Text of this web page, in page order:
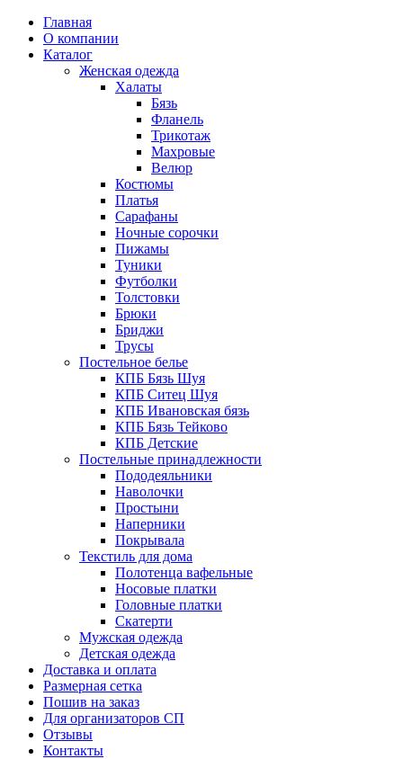
Главная
О компании
Каталог
Женская одежда
Халаты
Бязь
Фланель
Трикотаж
Махровые
Велюр
Костюмы
Платья
Сарафаны
Ночные сорочки
Пижамы
Туники
Футболки
Толстовки
Брюки
Бриджи
Трусы
Постельное белье
КПБ Бязь Шуя
КПБ Ситец Шуя
КПБ Ивановская бязь
КПБ Бязь Тейково
КПБ Детские
Постельные принадлежности
Пододеяльники
Наволочки
Простыни
Наперники
Покрывала
Текстиль для дома
Полотенца вафельные
Носовые платки
Головные платки
Скатерти
Мужская одежда
Детская одежда
Доставка и оплата
Размерная сетка
Пошив на заказ
Для организаторов СП
Отзывы
Контакты